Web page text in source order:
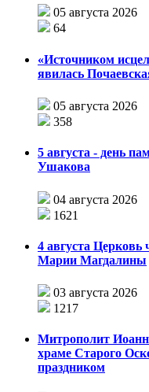
05 августа 2026
64
«Источником
явилась
05 августа 2026
358
5 августа - день
Ушакова
04 августа 2026
1621
4 августа Церковь
Марии Магдалины
03 августа 2026
1217
Митрополит
храме Старого
праздником